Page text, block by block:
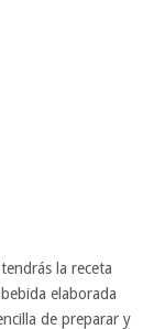
la receta
elaborada
de preparar y